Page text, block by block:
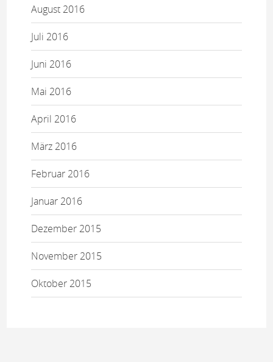
August 2016
Juli 2016
Juni 2016
Mai 2016
April 2016
März 2016
Februar 2016
Januar 2016
Dezember 2015
November 2015
Oktober 2015